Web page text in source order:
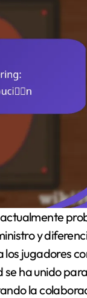
y
jugadores
se ha unido
la